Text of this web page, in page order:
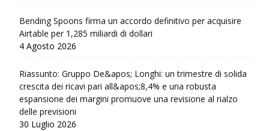
Bending Spoons firma un accordo definitivo per acquisire
Airtable per 1,285 miliardi di dollari
4 Agosto 2026
Riassunto: Gruppo De&apos; Longhi: un trimestre di solida
crescita dei ricavi pari all&apos;8,4% e una robusta
espansione dei margini promuove una revisione al rialzo
delle previsioni
30 Luglio 2026